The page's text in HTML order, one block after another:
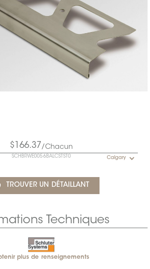
$166.37 /Chacun
SCHBRWE0056BALCSTST0 Calgary
TROUVER UN DÉTAILLANT
Techniques
plus de renseignements